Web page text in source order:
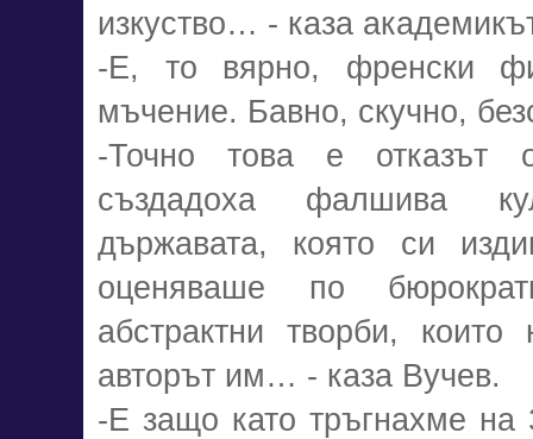
изкуство… - каза
-Е, то вярно, френски
мъчение. Бавно, скучно,
-Точно това е отказът
създадоха фалшива
държавата, която си
оценяваше по
абстрактни творби,
авторът им… - каза Вучев.
-Е защо като тръгнахме на